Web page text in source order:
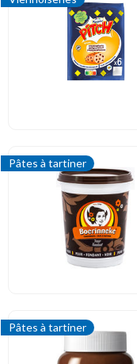
Pâtes à tartiner
Pâtes à tartiner